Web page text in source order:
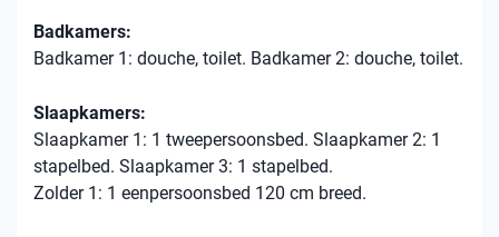
Badkamers:
Badkamer 1: douche, toilet. Badkamer 2: douche, toilet.
Slaapkamers:
Slaapkamer 1: 1 tweepersoonsbed. Slaapkamer 2: 1
stapelbed. Slaapkamer 3: 1 stapelbed.
Zolder 1: 1 eenpersoonsbed 120 cm breed.